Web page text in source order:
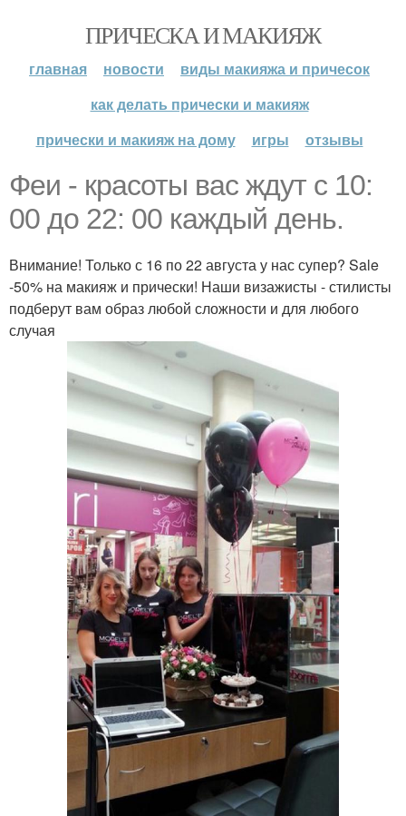
ПРИЧЕСКА И МАКИЯЖ
главная новости
виды макияжа и причесок
как делать прически и макияж
прически и макияж на дому
игры отзывы
Феи - красоты вас ждут с 10:
00 до 22: 00 каждый день.
Внимание! Только с 16 по 22 августа у нас супер? Sale
-50% на макияж и прически! Наши визажисты - стилисты
подберут вам образ любой сложности и для любого
случая